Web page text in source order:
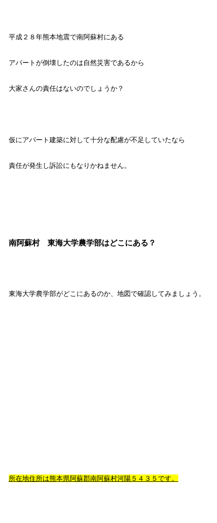
平成２８年熊本地震で南阿蘇村にある
アパートが倒壊したのは自然災害であるから
大家さんの責任はないのでしょうか？
仮にアパート建築に対して十分な配慮が不足していたなら
責任が発生し訴訟にもなりかねません。
南阿蘇村 東海大学農学部はどこにある？
東海大学農学部がどこにあるのか、地図で確認してみましょう。
所在地住所は熊本県阿蘇郡南阿蘇村河陽５４３５です。